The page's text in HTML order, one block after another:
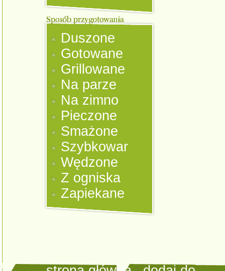
Duszone
Gotowane
Grillowane
Na parze
Na zimno
Pieczone
Smażone
Szybkowar
Wędzone
Z ogniska
Zapiekane